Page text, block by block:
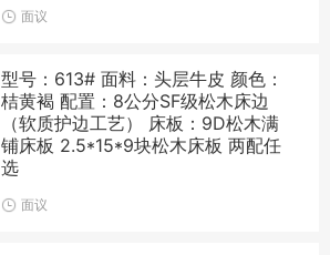
面议
型号：613# 面料：头层牛皮 颜色：
桔黄褐 配置：8公分SF级松木床边
（软质护边工艺） 床板：9D松木满
铺床板 2.5*15*9块松木床板 两配任
选
面议